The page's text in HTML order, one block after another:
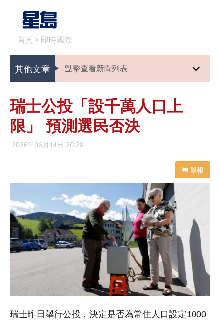
首頁 > 即時國際
其他文章 點擊查看新聞列表
瑞士公投「設千萬人口上
限」 預測選民否決
2026年06月14日 20:28
舉報
瑞士昨日舉行公投，決定是否為常住人口設定1000